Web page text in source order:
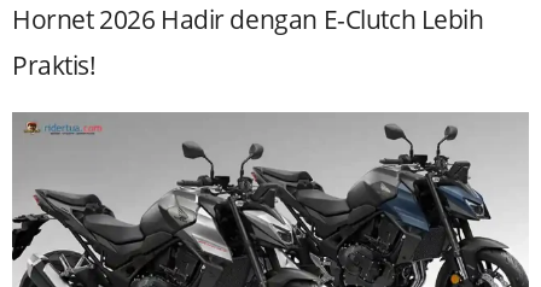
Hornet 2026 Hadir dengan E-Clutch Lebih
Praktis!